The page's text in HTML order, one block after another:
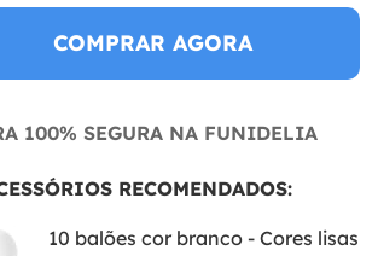
COMPRAR AGORA
100% SEGURA NA FUNIDELIA
RECOMENDADOS:
10 balões cor branco - Cores lisas